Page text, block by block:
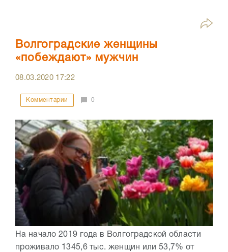
Волгоградские женщины
«побеждают» мужчин
08.03.2020 17:22
Комментарии 0
На начало 2019 года в Волгоградской области
проживало 1345,6 тыс. женщин или 53,7% от